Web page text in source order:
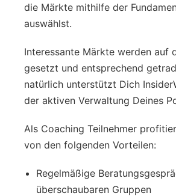
die Märkte mithilfe der
auswählst.
Interessante Märkte werden auf
gesetzt und entsprechend
natürlich unterstützt Dich
der aktiven Verwaltung Deines
Als Coaching Teilnehmer
von den folgenden Vorteilen:
Regelmäßige
überschaubaren Gruppen